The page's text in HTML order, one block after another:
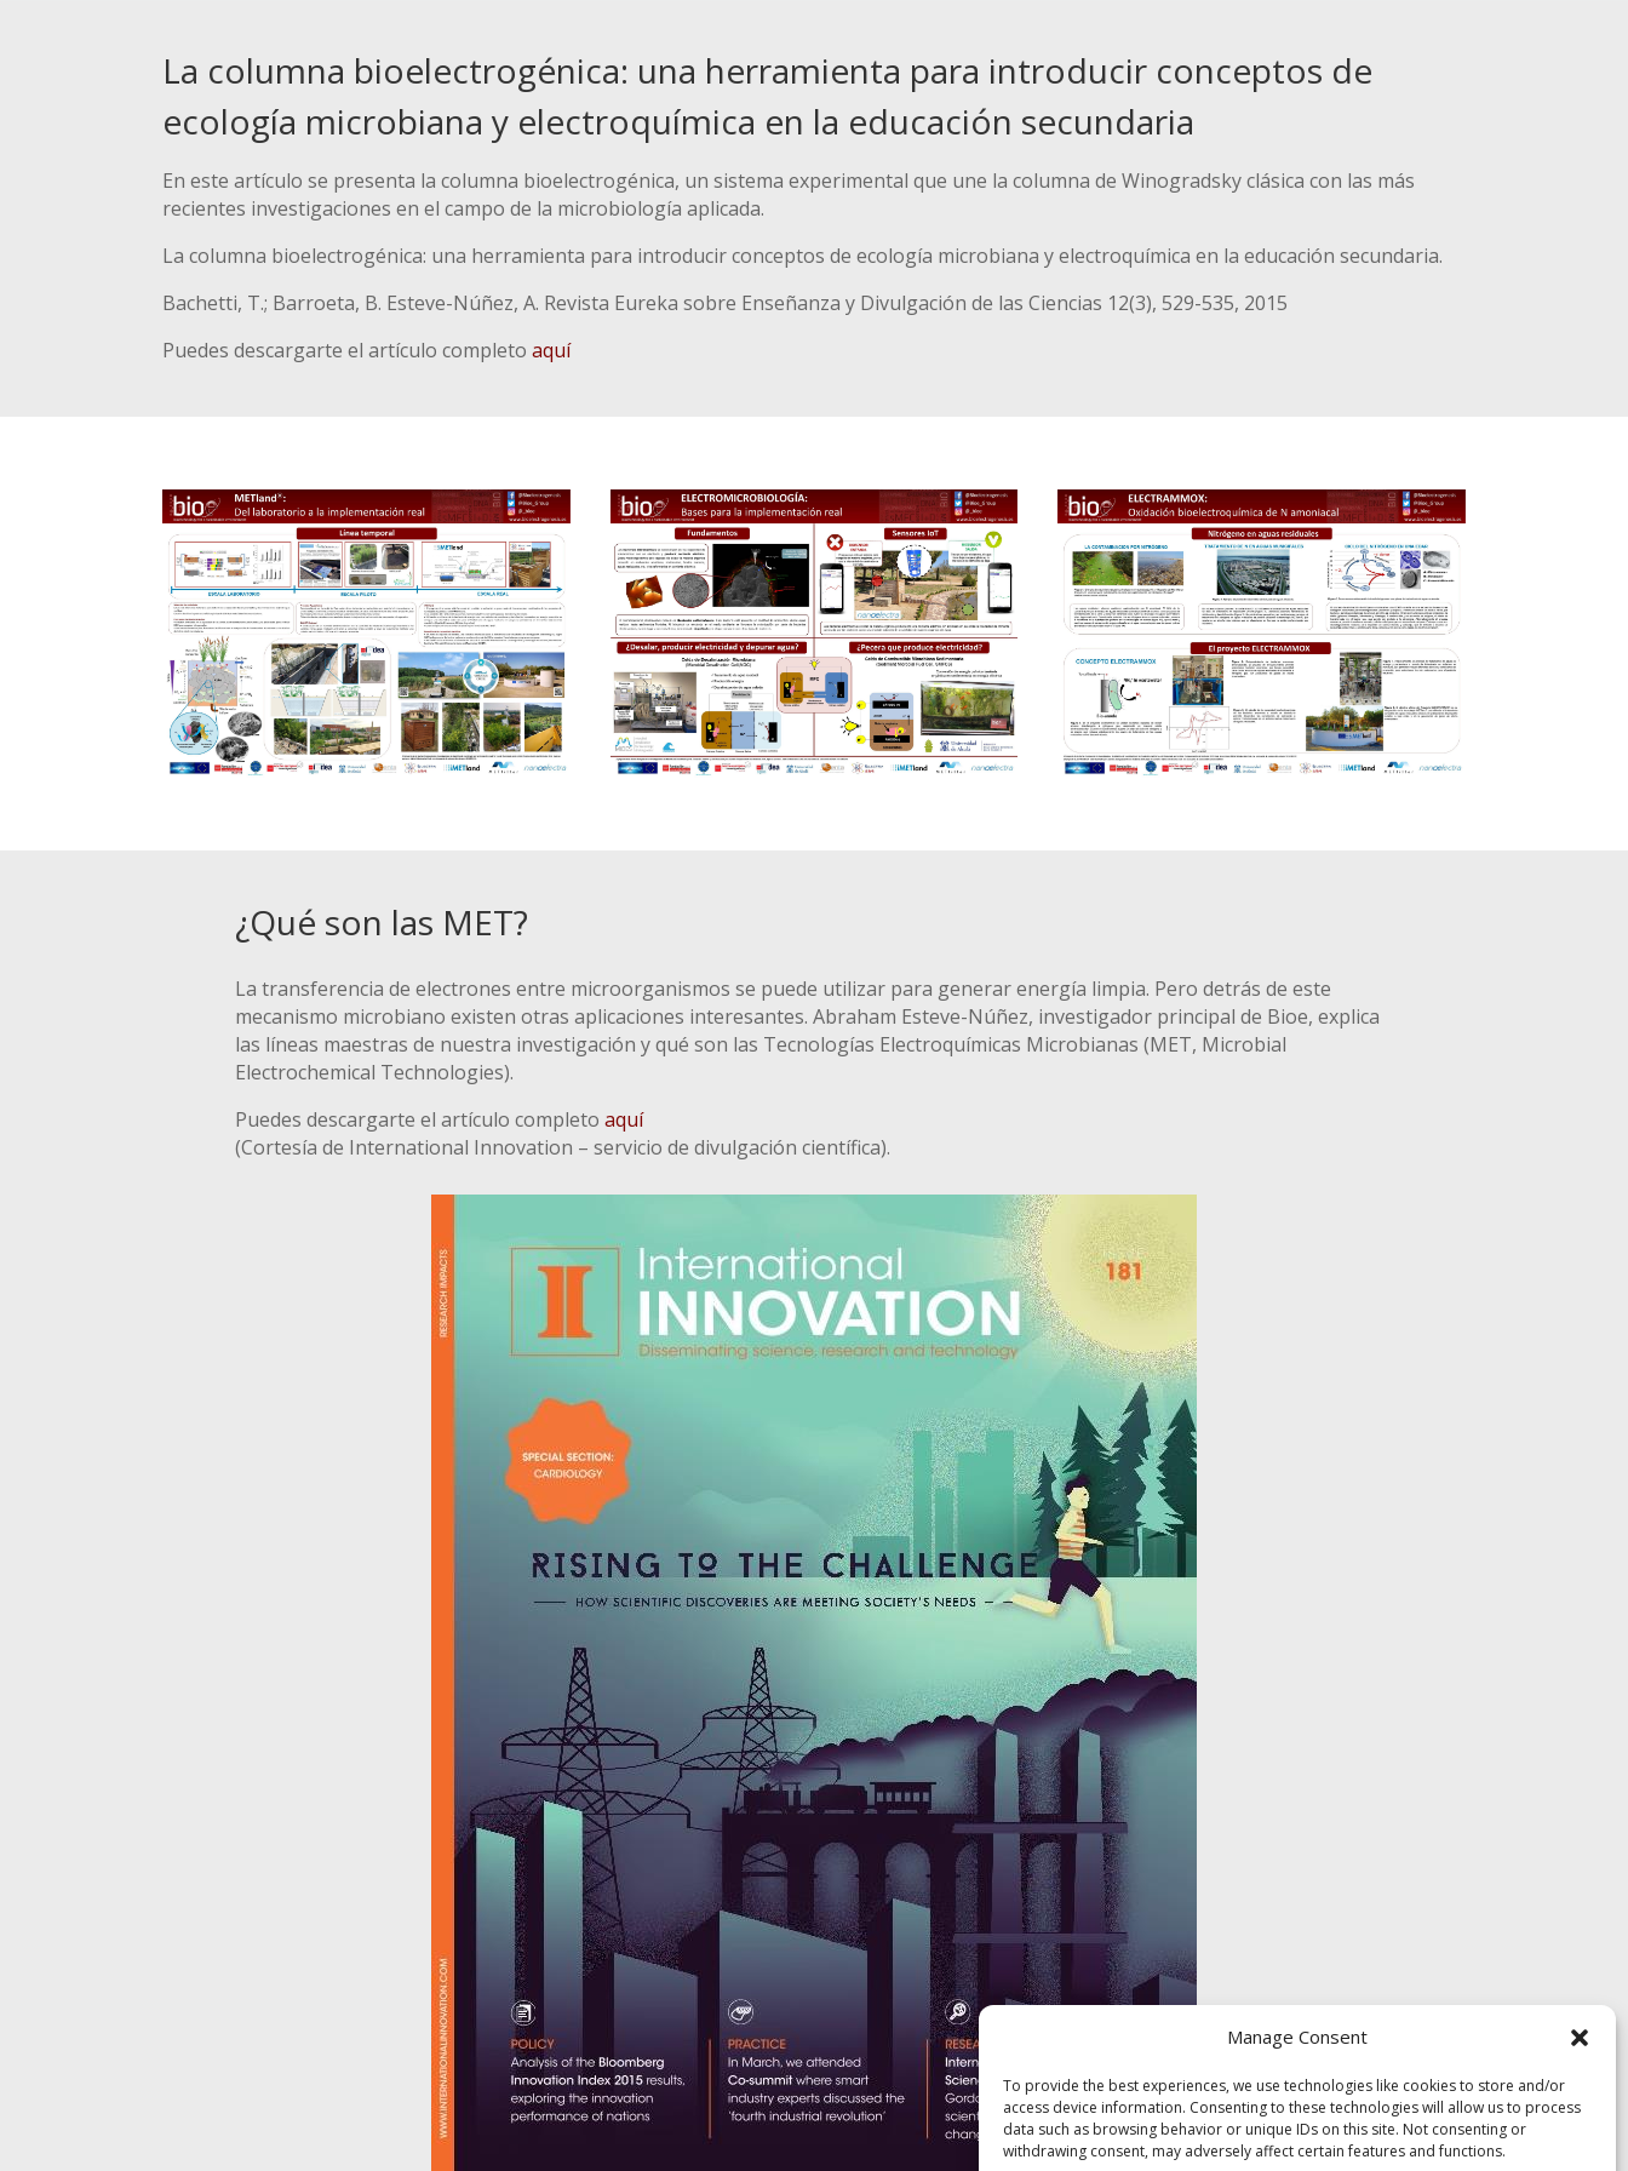
Manage Consent
To provide the best experiences, we use technologies like cookies to store and/or
access device information. Consenting to these technologies will allow us to process
data such as browsing behavior or unique IDs on this site. Not consenting or
withdrawing consent, may adversely affect certain features and functions.
La columna bioelectrogénica: una herramienta para introducir conceptos de
ecología microbiana y electroquímica en la educación secundaria
En este artículo se presenta la columna bioelectrogénica, un sistema experimental que une la columna de Winogradsky clásica con las más
recientes investigaciones en el campo de la microbiología aplicada.
La columna bioelectrogénica: una herramienta para introducir conceptos de ecología microbiana y electroquímica en la educación secundaria.
Bachetti, T.; Barroeta, B. Esteve-Núñez, A. Revista Eureka sobre Enseñanza y Divulgación de las Ciencias 12(3), 529-535, 2015
Puedes descargarte el artículo completoaquí
¿Qué son las MET?
La transferencia de electrones entre microorganismos se puede utilizar para generar energía limpia. Pero detrás de este
mecanismo microbiano existen otras aplicaciones interesantes. Abraham Esteve-Núñez, investigador principal de Bioe, explica
las líneas maestras de nuestra investigación y qué son las Tecnologías Electroquímicas Microbianas (MET, Microbial
Electrochemical Technologies).
Puedes descargarte el artículo completoaquí
(Cortesía de International Innovation – servicio de divulgación científica).